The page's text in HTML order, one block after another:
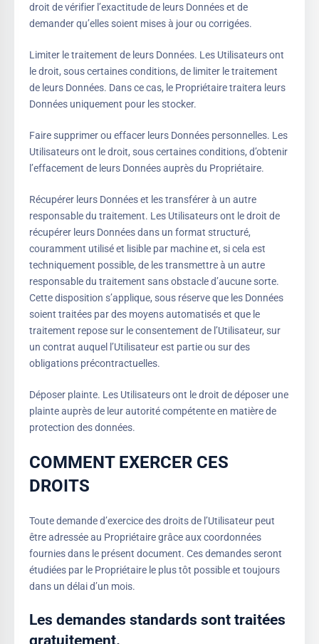
droit de vérifier l’exactitude de leurs Données et de
demander qu’elles soient mises à jour ou corrigées.
Limiter le traitement de leurs Données. Les Utilisateurs ont
le droit, sous certaines conditions, de limiter le traitement
de leurs Données. Dans ce cas, le Propriétaire traitera leurs
Données uniquement pour les stocker.
Faire supprimer ou effacer leurs Données personnelles. Les
Utilisateurs ont le droit, sous certaines conditions, d’obtenir
l’effacement de leurs Données auprès du Propriétaire.
Récupérer leurs Données et les transférer à un autre
responsable du traitement. Les Utilisateurs ont le droit de
récupérer leurs Données dans un format structuré,
couramment utilisé et lisible par machine et, si cela est
techniquement possible, de les transmettre à un autre
responsable du traitement sans obstacle d’aucune sorte.
Cette disposition s’applique, sous réserve que les Données
soient traitées par des moyens automatisés et que le
traitement repose sur le consentement de l’Utilisateur, sur
un contrat auquel l’Utilisateur est partie ou sur des
obligations précontractuelles.
Déposer plainte. Les Utilisateurs ont le droit de déposer une
plainte auprès de leur autorité compétente en matière de
protection des données.
COMMENT EXERCER CES
DROITS
Toute demande d’exercice des droits de l’Utilisateur peut
être adressée au Propriétaire grâce aux coordonnées
fournies dans le présent document. Ces demandes seront
étudiées par le Propriétaire le plus tôt possible et toujours
dans un délai d’un mois.
Les demandes standards sont traitées
gratuitement.